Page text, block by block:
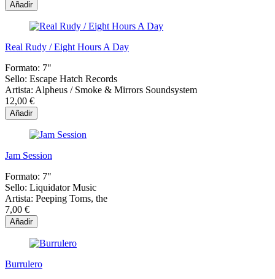
Añadir
Real Rudy / Eight Hours A Day
Formato: 7"
Sello: Escape Hatch Records
Artista: Alpheus / Smoke & Mirrors Soundsystem
12,00 €
Añadir
Jam Session
Formato: 7"
Sello: Liquidator Music
Artista: Peeping Toms, the
7,00 €
Añadir
Burrulero